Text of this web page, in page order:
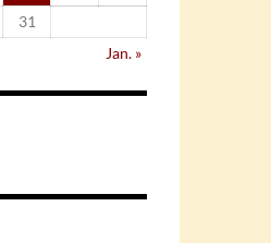
31
Jan. »